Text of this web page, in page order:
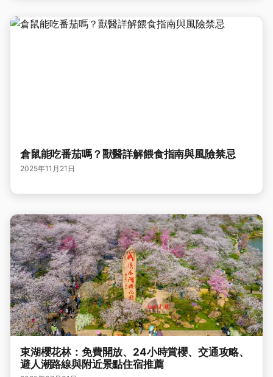
倉鼠能吃番茄嗎？獸醫詳解餵食指南與風險禁忌
2025年11月21日
東湖櫻花林：免費開放、24小時賞櫻、交通攻略、
避人潮路線與附近景點住宿推薦